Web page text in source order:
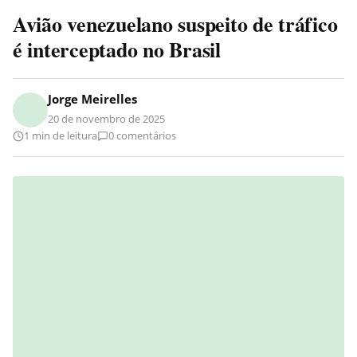
Avião venezuelano suspeito de tráfico
é interceptado no Brasil
Jorge Meirelles
20 de novembro de 2025
1 min de leitura
0 comentários